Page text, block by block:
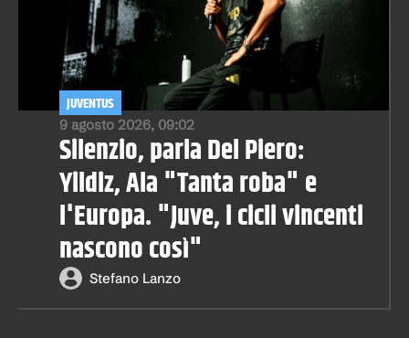
9 agosto 2026, 09:02
JUVENTUS
Silenzio, parla Del Piero:
Yildiz, Ala "Tanta roba" e
l'Europa. "Juve, i cicli vincenti
nascono così"
Stefano Lanzo